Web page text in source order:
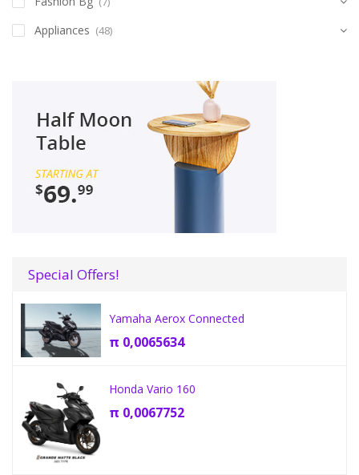
Appliances (48)
Special Offers!
Yamaha Aerox Connected
π 0,0065634
Honda Vario 160
π 0,0067752